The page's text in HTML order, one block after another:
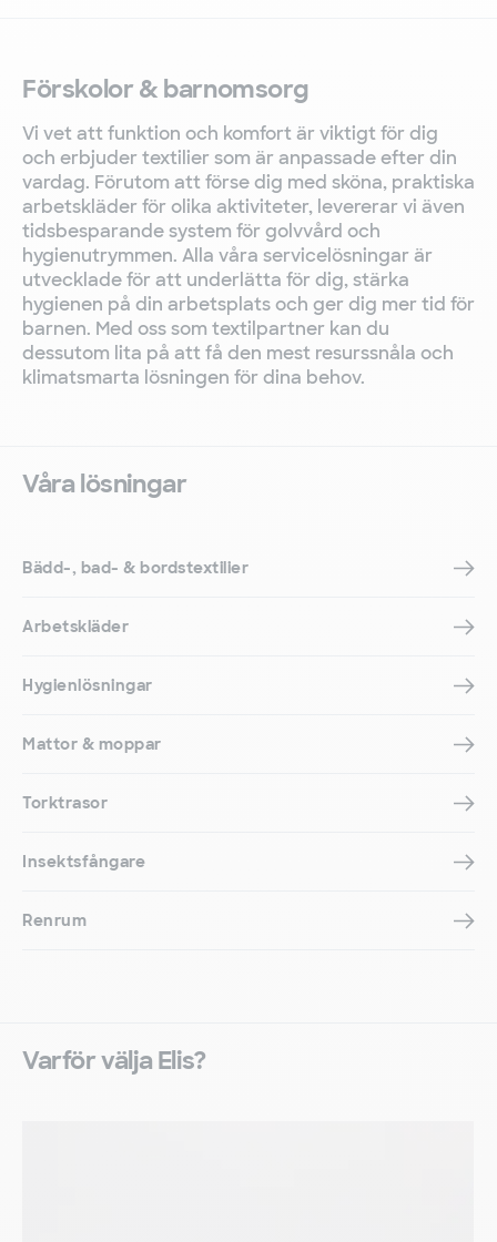
Förskolor & barnomsorg
Vi vet att funktion och komfort är viktigt för dig
och erbjuder textilier som är anpassade efter din
vardag. Förutom att förse dig med sköna, praktiska
arbetskläder för olika aktiviteter, levererar vi även
tidsbesparande system för golvvård och
hygienutrymmen. Alla våra servicelösningar är
utvecklade för att underlätta för dig, stärka
hygienen på din arbetsplats och ger dig mer tid för
barnen. Med oss som textilpartner kan du
dessutom lita på att få den mest resurssnåla och
klimatsmarta lösningen för dina behov.
Våra lösningar
Bädd-, bad- & bordstextilier
Arbetskläder
Hygienlösningar
Mattor & moppar
Torktrasor
Insektsfångare
Renrum
Varför välja Elis?